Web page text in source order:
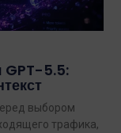
GPT-5.5:
выбором
трафика,